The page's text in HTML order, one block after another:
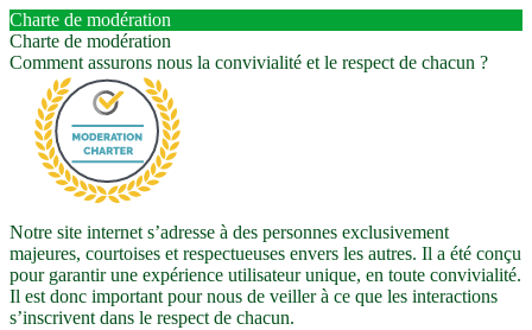
Charte de modération
Charte de modération
Comment assurons nous la convivialité et le respect de chacun ?
Notre site internet s’adresse à des personnes exclusivement
majeures, courtoises et respectueuses envers les autres. Il a été conçu
pour garantir une expérience utilisateur unique, en toute convivialité.
Il est donc important pour nous de veiller à ce que les interactions
s’inscrivent dans le respect de chacun.